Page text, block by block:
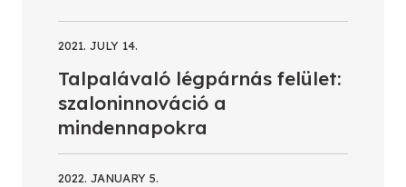
2021. JULY 14.
Talpalávaló légpárnás felület:
szaloninnováció a
mindennapokra
2022. JANUARY 5.